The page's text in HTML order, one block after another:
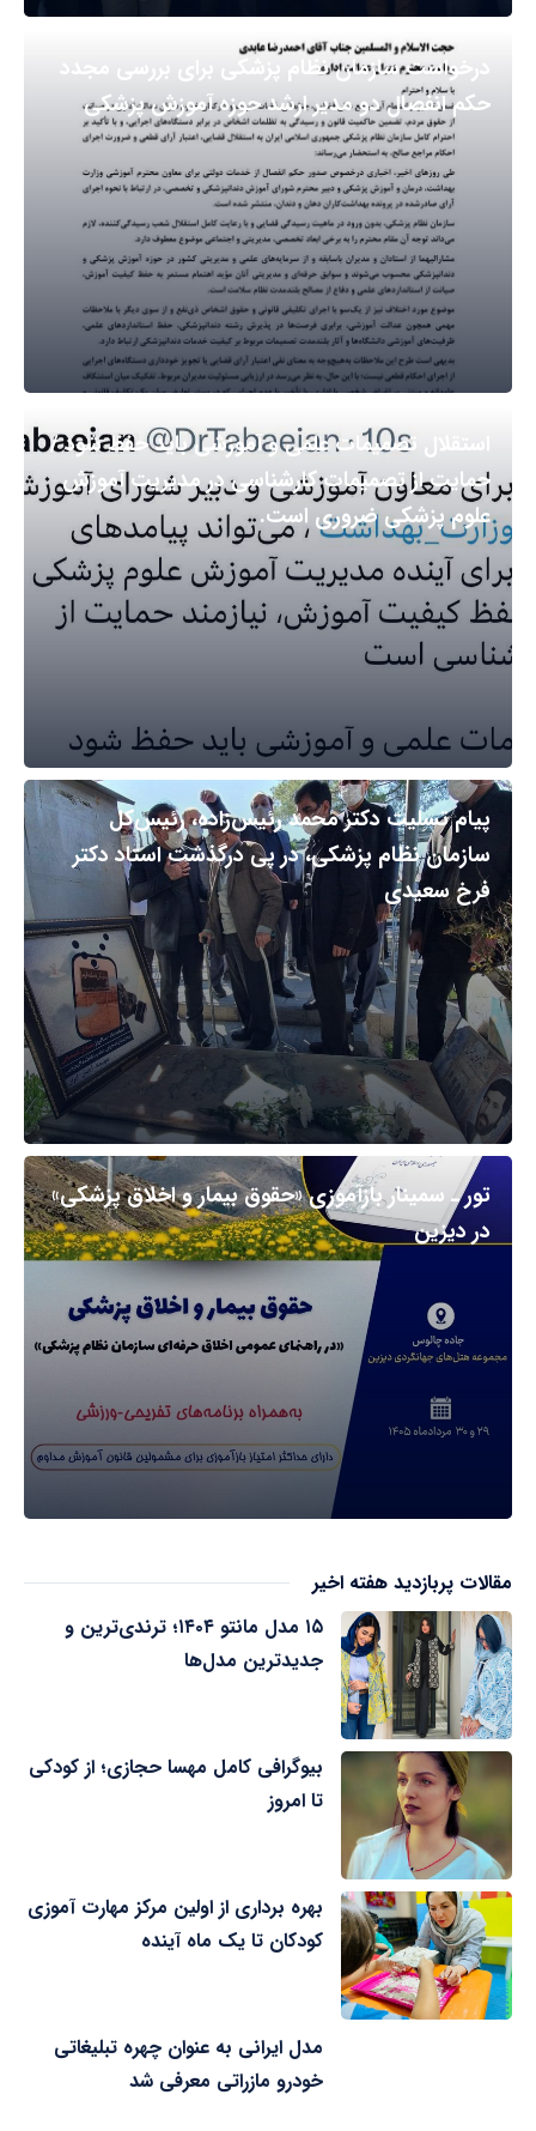
درخواست سازمان نظام پزشکی برای بررسی مجدد
حکم انفصال دو مدیر ارشد حوزه آموزش پزشکی
استقلال تصمیمات علمی و آموزشی باید حفظ شود /
حمایت از تصمیمات کارشناسی در مدیریت آموزش
علوم پزشکی ضروری است.
پیام تسلیت دکتر محمد رئیس‌زاده، رئیس‌کل
سازمان نظام پزشکی، در پی درگذشت استاد دکتر
فرخ سعیدی
تور ـ سمینار بازآموزی «حقوق بیمار و اخلاق پزشکی»
در دیزین
مقالات پربازدید هفته اخیر
۱۵ مدل مانتو ۱۴۰۴؛ ترندی‌ترین و
جدیدترین مدل‌ها
بیوگرافی کامل مهسا حجازی؛ از کودکی
تا امروز
بهره برداری از اولین مرکز مهارت آموزی
کودکان تا یک ماه آینده
مدل ایرانی به عنوان چهره تبلیغاتی
خودرو مازراتی معرفی شد